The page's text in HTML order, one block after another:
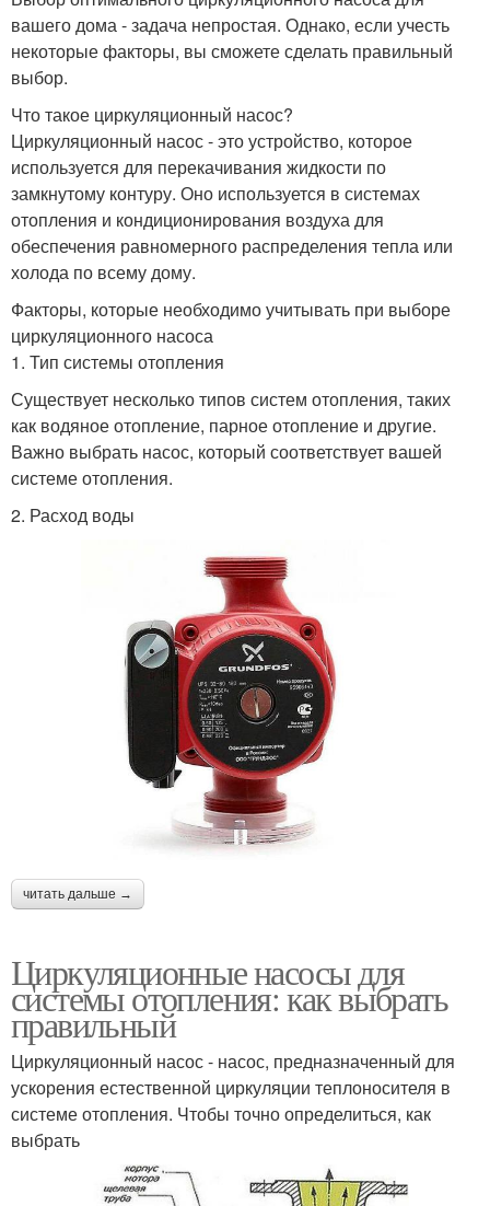
вашего дома - задача непростая. Однако, если учесть
некоторые факторы, вы сможете сделать правильный
выбор.
Что такое циркуляционный насос?
Циркуляционный насос - это устройство, которое
используется для перекачивания жидкости по
замкнутому контуру. Оно используется в системах
отопления и кондиционирования воздуха для
обеспечения равномерного распределения тепла или
холода по всему дому.
Факторы, которые необходимо учитывать при выборе
циркуляционного насоса
1. Тип системы отопления
Существует несколько типов систем отопления, таких
как водяное отопление, парное отопление и другие.
Важно выбрать насос, который соответствует вашей
системе отопления.
2. Расход воды
читать дальше →
Циркуляционные насосы для
системы отопления: как выбрать
правильный
Циркуляционный насос - насос, предназначенный для
ускорения естественной циркуляции теплоносителя в
системе отопления. Чтобы точно определиться, как
выбрать